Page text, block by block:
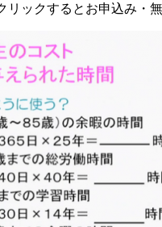
リックするとお申込み・